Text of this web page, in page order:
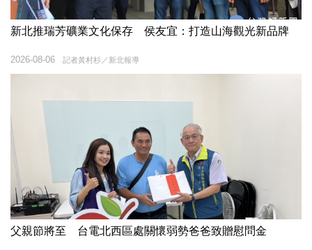
新北推瑞芳礦業文化保存 侯友宜：打造山海觀光新品牌
記者黃村杉／新北報導
2026-08-06
父親節將至 台電北西區處關懷弱勢爸爸致贈慰問金